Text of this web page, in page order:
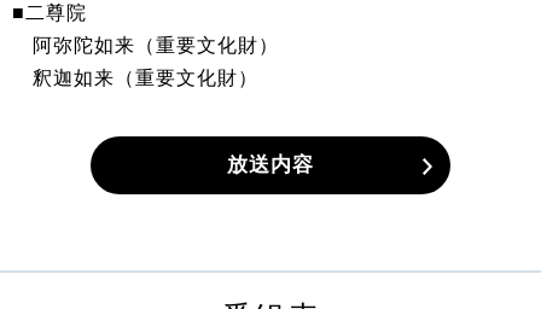
■二尊院
阿弥陀如来（重要文化財）
釈迦如来（重要文化財）
放送内容